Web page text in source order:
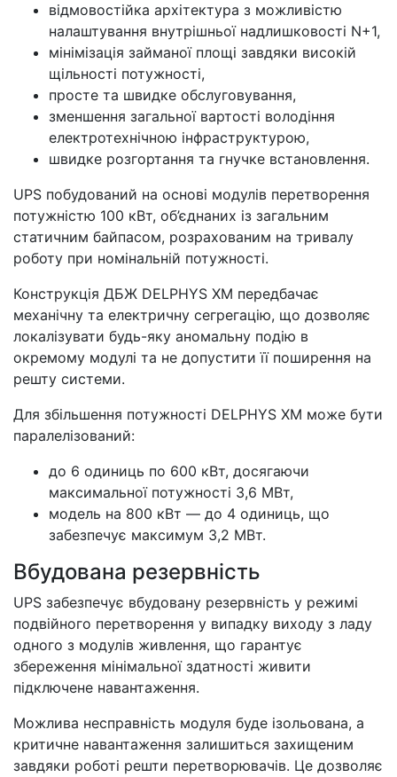
відмовостійка архітектура з можливістю
налаштування внутрішньої надлишковості N+1,
мінімізація займаної площі завдяки високій
щільності потужності,
просте та швидке обслуговування,
зменшення загальної вартості володіння
електротехнічною інфраструктурою,
швидке розгортання та гнучке встановлення.
UPS побудований на основі модулів перетворення
потужністю 100 кВт, об’єднаних із загальним
статичним байпасом, розрахованим на тривалу
роботу при номінальній потужності.
Конструкція ДБЖ DELPHYS XM передбачає
механічну та електричну сегрегацію, що дозволяє
локалізувати будь-яку аномальну подію в
окремому модулі та не допустити її поширення на
решту системи.
Для збільшення потужності DELPHYS XM може бути
паралелізований:
до 6 одиниць по 600 кВт, досягаючи
максимальної потужності 3,6 МВт,
модель на 800 кВт — до 4 одиниць, що
забезпечує максимум 3,2 МВт.
Вбудована резервність
UPS забезпечує вбудовану резервність у режимі
подвійного перетворення у випадку виходу з ладу
одного з модулів живлення, що гарантує
збереження мінімальної здатності живити
підключене навантаження.
Можлива несправність модуля буде ізольована, а
критичне навантаження залишиться захищеним
завдяки роботі решти перетворювачів. Це дозволяє